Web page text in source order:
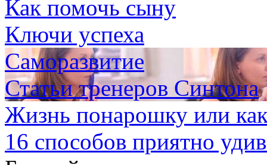
Как помочь сыну
Ключи успеха
Саморазвитие
Статьи тренеров Синтона
Жизнь понарошку или
16 способов приятно